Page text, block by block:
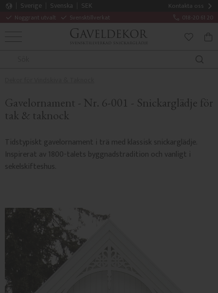
Kontakta oss
Noggrant utvalt Svensktillverkat 018-20 61 20
Sverige Svenska
SEK
MENY
Gavelornament - Nr. 6-001 - Snickarglädje för
tak & taknock
Tidstypiskt gavelornament i trä med klassisk snickarglädje.
Inspirerat av 1800-talets byggnadstradition och vanligt i
sekelskifteshus.